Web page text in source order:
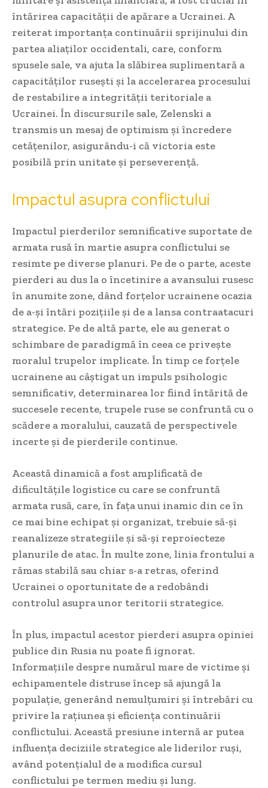
întărirea capacității de apărare a Ucrainei. A
reiterat importanța continuării sprijinului din
partea aliaților occidentali, care, conform
spusele sale, va ajuta la slăbirea suplimentară a
capacităților rusești și la accelerarea procesului
de restabilire a integrității teritoriale a
Ucrainei. În discursurile sale, Zelenski a
transmis un mesaj de optimism și încredere
cetățenilor, asigurându-i că victoria este
posibilă prin unitate și perseverență.
Impactul asupra conflictului
Impactul pierderilor semnificative suportate de
armata rusă în martie asupra conflictului se
resimte pe diverse planuri. Pe de o parte, aceste
pierderi au dus la o încetinire a avansului rusesc
în anumite zone, dând forțelor ucrainene ocazia
de a-și întări pozițiile și de a lansa contraatacuri
strategice. Pe de altă parte, ele au generat o
schimbare de paradigmă în ceea ce privește
moralul trupelor implicate. În timp ce forțele
ucrainene au câștigat un impuls psihologic
semnificativ, determinarea lor fiind întărită de
succesele recente, trupele ruse se confruntă cu o
scădere a moralului, cauzată de perspectivele
incerte și de pierderile continue.
Această dinamică a fost amplificată de
dificultățile logistice cu care se confruntă
armata rusă, care, în fața unui inamic din ce în
ce mai bine echipat și organizat, trebuie să-și
reanalizeze strategiile și să-și reproiecteze
planurile de atac. În multe zone, linia frontului a
rămas stabilă sau chiar s-a retras, oferind
Ucrainei o oportunitate de a redobândi
controlul asupra unor teritorii strategice.
În plus, impactul acestor pierderi asupra opiniei
publice din Rusia nu poate fi ignorat.
Informațiile despre numărul mare de victime și
echipamentele distruse încep să ajungă la
populație, generând nemulțumiri și întrebări cu
privire la rațiunea și eficiența continuării
conflictului. Această presiune internă ar putea
influența deciziile strategice ale liderilor ruși,
având potențialul de a modifica cursul
conflictului pe termen mediu și lung.